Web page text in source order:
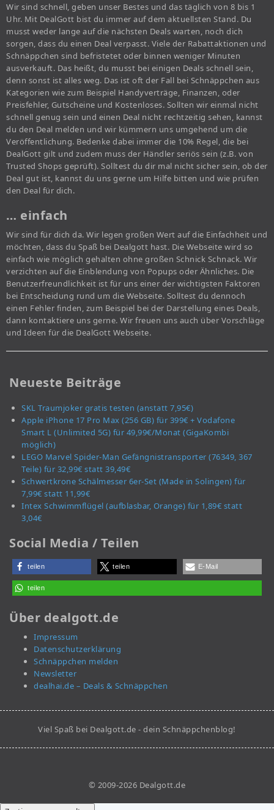
Wir sind schnell, geben unser Bestes und das täglich von 8 bis 1
Uhr. Mit DealGott bist du immer auf dem aktuellsten Stand. Du
musst weder lange auf die nächsten Deals warten, noch dich
sorgen, dass du einen Deal verpasst. Viele der Rabattaktionen und
Schnäppchen sind befristetet oder binnen weniger Minuten
ausverkauft. Das heißt, du musst bei einigen Deals schnell sein,
denn sonst ist alles weg. Das ist oft der Fall bei Schnäppchen aus
Kategorien wie zum Beispiel Handyverträge, Finanzen, oder
Preisfehler, Gutscheine und Kostenloses. Sollten wir einmal nicht
schnell genug sein und einen Deal nicht rechtzeitig sehen, kannst
du den Deal melden und wir kümmern uns umgehend um die
Veröffentlichung. Bedenke dabei immer die 10% Regel, die bei
DealGott gilt und zudem muss der Händler seriös sein (z.B. von
Trusted Shops geprüft). Solltest du dir mal nicht sicher sein, ob der
Deal gut ist, kannst du uns gerne um Hilfe bitten und wie prüfen
den Deal für dich.
… einfach
Wir sind für dich da. Wir legen großen Wert auf die Einfachheit und
möchten, dass du Spaß bei Dealgott hast. Die Webseite wird so
einfach wie möglich gehalten ohne großen Schnick Schnack. Wir
verzichten auf die Einblendung von Popups oder Ähnliches. Die
Benutzerfreundlichkeit ist für uns einer der wichtigsten Faktoren
bei Entscheidung rund um die Webseite. Solltest du dennoch
einen Fehler finden, zum Beispiel bei der Darstellung eines Deals,
dann kontaktiere uns gerne. Wir freuen uns auch über Vorschläge
und Ideen für die DealGott Webseite.
Neueste Beiträge
SKL Traumjoker gratis testen (anstatt 7,95€)
Apple iPhone 17 Pro Max (256 GB) für 399€ + Vodafone
Smart L (Unlimited 5G) für 49,99€/Monat (GigaKombi
möglich)
LEGO Marvel Spider-Man Gefängnistransporter (76349, 367
Teile) für 32,99€ statt 39,49€
Schwertkrone Schälmesser 6er-Set (Made in Solingen) für
7,99€ statt 11,99€
Intex Schwimmflügel (aufblasbar, Orange) für 1,89€ statt
3,04€
Social Media / Teilen
teilen teilen E-Mail
teilen
Über dealgott.de
Impressum
Datenschutzerklärung
Schnäppchen melden
Newsletter
dealhai.de – Deals & Schnäppchen
Viel Spaß bei Dealgott.de - dein Schnäppchenblog!
© 2009-2026 Dealgott.de